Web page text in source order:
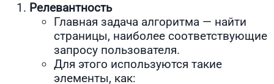
Релевантность
Главная задача алгоритма — найти
страницы, наиболее соответствующие
запросу пользователя.
Для этого используются такие
элементы, как: